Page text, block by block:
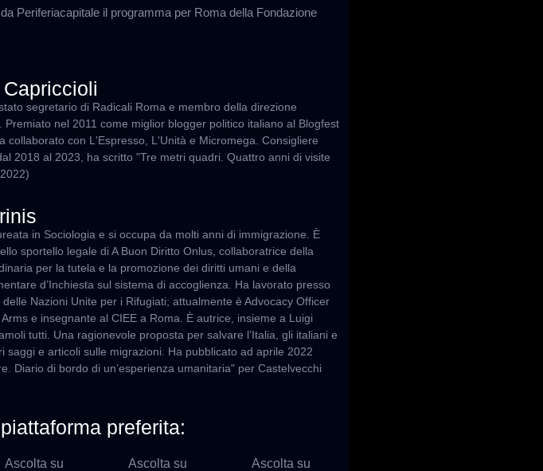
Periferiacapitale il programma per Roma della Fondazione
segretario di Radicali Roma e membro della direzione
Premiato nel 2011 come miglior blogger politico italiano al Blogfest
collaborato con L'Espresso, L'Unità e Micromega. Consigliere
2018 al 2023, ha scritto "Tre metri quadri. Quattro anni di visite
in Sociologia e si occupa da molti anni di immigrazione. È
sportello legale di A Buon Diritto Onlus, collaboratrice della
per la tutela e la promozione dei diritti umani e della
d’Inchiesta sul sistema di accoglienza. Ha lavorato presso
delle Nazioni Unite per i Rifugiati; attualmente è Advocacy Officer
e insegnante al CIEE a Roma. È autrice, insieme a Luigi
tutti. Una ragionevole proposta per salvare l’Italia, gli italiani e
saggi e articoli sulle migrazioni. Ha pubblicato ad aprile 2022
Diario di bordo di un’esperienza umanitaria" per Castelvecchi
preferita:
Ascolta su
Ascolta su
Ascolta su